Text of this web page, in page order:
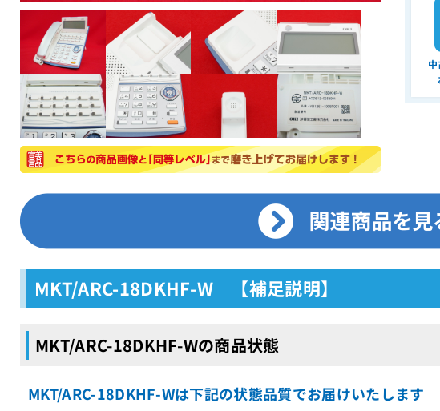
MKT/ARC-18DKHF-W 【補足説明】
MKT/ARC-18DKHF-Wの商品状態
MKT/ARC-18DKHF-Wは下記の状態品質でお届けいたします